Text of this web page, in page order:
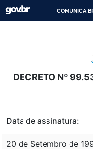
COMUNICA
DECRETO Nº
Data de assinatura:
20 de Setembro de